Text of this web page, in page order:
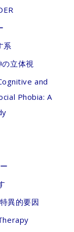
系
立体視
and
Phobia: A
異的要因